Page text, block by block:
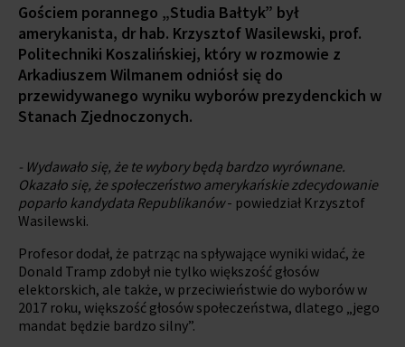
Gościem porannego „Studia Bałtyk” był
amerykanista, dr hab. Krzysztof Wasilewski, prof.
Politechniki Koszalińskiej, który w rozmowie z
Arkadiuszem Wilmanem odniósł się do
przewidywanego wyniku wyborów prezydenckich w
Stanach Zjednoczonych.
- Wydawało się, że te wybory będą bardzo wyrównane.
Okazało się, że społeczeństwo amerykańskie zdecydowanie
poparło kandydata Republikanów- powiedział Krzysztof
Wasilewski.
Profesor dodał, że patrząc na spływające wyniki widać, że
Donald Tramp zdobył nie tylko większość głosów
elektorskich, ale także, w przeciwieństwie do wyborów w
2017 roku, większość głosów społeczeństwa, dlatego „jego
mandat będzie bardzo silny”.